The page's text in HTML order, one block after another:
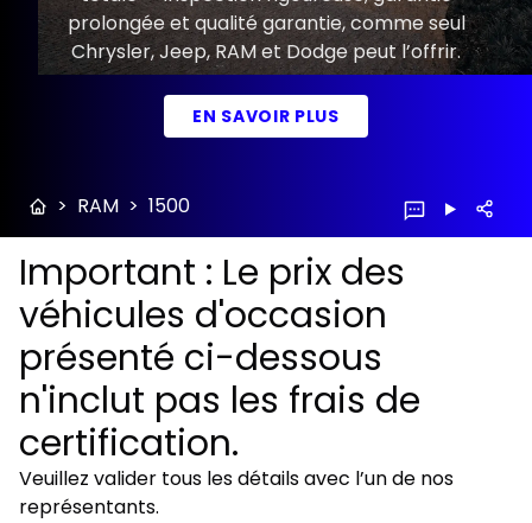
prolongée et qualité garantie, comme seul
Chrysler, Jeep, RAM et Dodge peut l’offrir.
EN SAVOIR PLUS
> RAM > 1500
Important : Le prix des
véhicules d'occasion
présenté ci-dessous
n'inclut pas les frais de
certification.
Veuillez valider tous les détails avec l’un de nos
représentants.